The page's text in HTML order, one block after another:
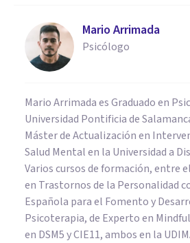
Mario Arrimada
Psicólogo
Mario Arrimada es Graduado en
Universidad Pontificia de
Máster de Actualización en
Salud Mental en la Universidad a
Varios cursos de formación, entre
en Trastornos de la Personalidad
Española para el Fomento y
Psicoterapia, de Experto en
en DSM5 y CIE11, ambos en la